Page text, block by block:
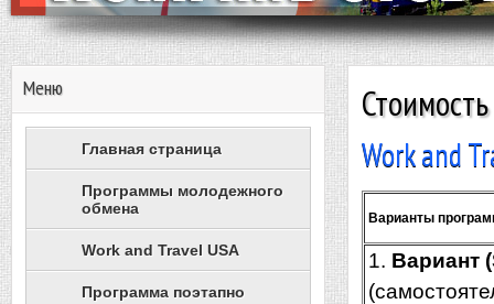
Меню
Главная страница
Программы молодежного
обмена
Work and Travel USA
Программа поэтапно
Work and
Варианты
1. Вариант